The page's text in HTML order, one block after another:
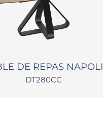
DE REPAS NAPOLI
DT280CC